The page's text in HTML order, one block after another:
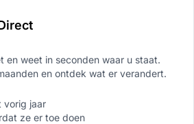
en weet in seconden waar u staat.
en ontdek wat er verandert.
vorig jaar
ze er toe doen